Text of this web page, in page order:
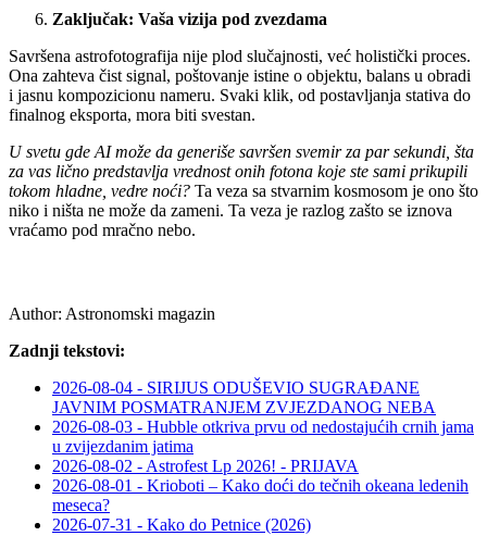
Zaključak: Vaša vizija pod zvezdama
Savršena astrofotografija nije plod slučajnosti, već holistički proces.
Ona zahteva čist signal, poštovanje istine o objektu, balans u obradi
i jasnu kompozicionu nameru. Svaki klik, od postavljanja stativa do
finalnog eksporta, mora biti svestan.
U svetu gde AI može da generiše savršen svemir za par sekundi, šta
za vas lično predstavlja vrednost onih fotona koje ste sami prikupili
tokom hladne, vedre noći? Ta veza sa stvarnim kosmosom je ono što
niko i ništa ne može da zameni. Ta veza je razlog zašto se iznova
vraćamo pod mračno nebo.
Author: Astronomski magazin
Zadnji tekstovi:
2026-08-04 - SIRIJUS ODUŠEVIO SUGRAĐANE
JAVNIM POSMATRANJEM ZVJEZDANOG NEBA
2026-08-03 - Hubble otkriva prvu od nedostajućih crnih jama
u zvijezdanim jatima
2026-08-02 - Astrofest Lp 2026! - PRIJAVA
2026-08-01 - Krioboti – Kako doći do tečnih okeana ledenih
meseca?
2026-07-31 - Kako do Petnice (2026)